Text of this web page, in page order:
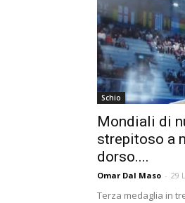
Schio
Mondiali di
strepitoso a
dorso....
Omar Dal Maso - 29
Terza medaglia in